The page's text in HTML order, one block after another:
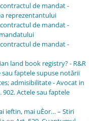
de mandat -
reprezentantului
de mandat -
de mandat -
land book registry? - R&R
sau faptele supuse notării
admisibilitate - Avocat in
902. Actele sau faptele
ieftin, mai uÈor… – Stiri